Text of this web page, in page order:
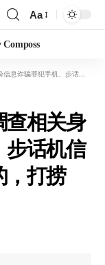
Aa
Composs
步话机信号轨迹，在水面之上的，打捞
相关身
话机信
打捞